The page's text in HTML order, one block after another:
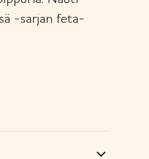
-sarjan feta-